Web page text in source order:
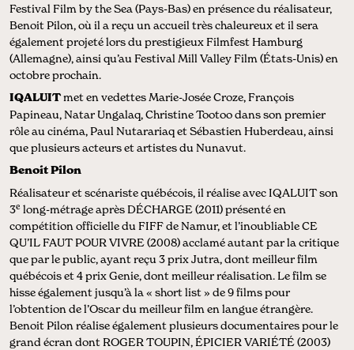
Festival Film by the Sea (Pays-Bas) en présence du réalisateur,
Benoit Pilon, où il a reçu un accueil très chaleureux et il sera
également projeté lors du prestigieux Filmfest Hamburg
(Allemagne), ainsi qu’au Festival Mill Valley Film (États-Unis) en
octobre prochain.
IQALUITmet en vedettes Marie-Josée Croze, François
Papineau, Natar Ungalaq, Christine Tootoo dans son premier
rôle au cinéma, Paul Nutarariaq et Sébastien Huberdeau, ainsi
que plusieurs acteurs et artistes du Nunavut.
Benoit Pilon
Réalisateur et scénariste québécois, il réalise avec IQALUIT son
3e long-métrage après DÉCHARGE (2011) présenté en
compétition officielle du FIFF de Namur, et l’inoubliable CE
QU’IL FAUT POUR VIVRE (2008) acclamé autant par la critique
que par le public, ayant reçu 3 prix Jutra, dont meilleur film
québécois et 4 prix Genie, dont meilleur réalisation. Le film se
hisse également jusqu’à la « short list » de 9 films pour
l’obtention de l’Oscar du meilleur film en langue étrangère.
Benoit Pilon réalise également plusieurs documentaires pour le
grand écran dont ROGER TOUPIN, ÉPICIER VARIÉTÉ (2003)